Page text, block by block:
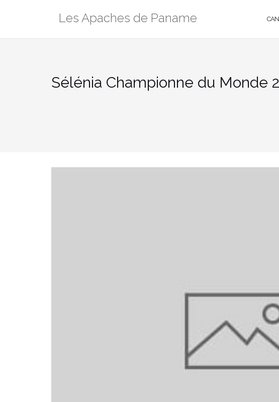
Les Apaches de Paname
Sélénia Championne du Monde